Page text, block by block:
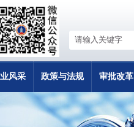
风采 政策与法规 审批改革